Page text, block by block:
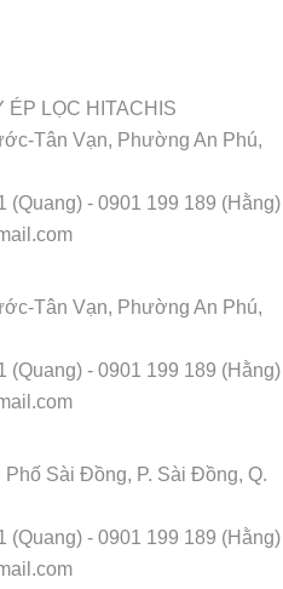
ÉP LỌC HITACHIS
Tân Vạn, Phường An Phú,
(Quang) - 0901 199 189 (Hằng)
Tân Vạn, Phường An Phú,
(Quang) - 0901 199 189 (Hằng)
Phố Sài Đồng, P. Sài Đồng, Q.
(Quang) - 0901 199 189 (Hằng)